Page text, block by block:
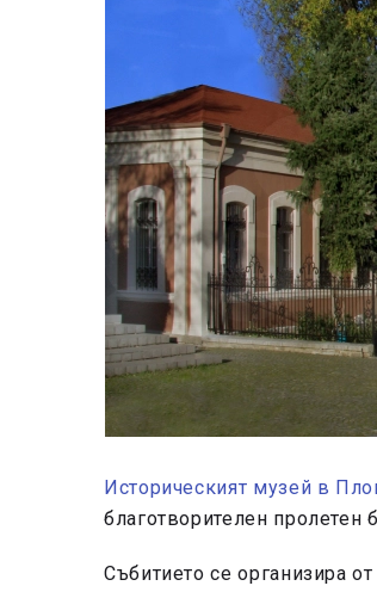
Историческият музей в
благотворителен пролетен
Събитието се организира